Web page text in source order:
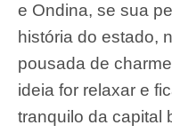
e Ondina, se sua
história do estado,
pousada de
ideia for relaxar e
tranquilo da capital